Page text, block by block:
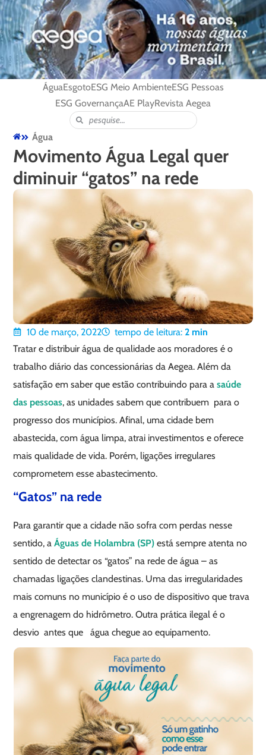
ÁguaEsgotoESG Meio AmbienteESG Pessoas
ESG GovernançaAE PlayRevista Aegea
Água
Movimento Água Legal quer
diminuir “gatos” na rede
10 de março, 2022 tempo de leitura: 2 min
Tratar e distribuir água de qualidade aos moradores é o
trabalho diário das concessionárias da Aegea. Além da
satisfação em saber que estão contribuindo para asaúde
das pessoas, as unidades sabem que contribuem para o
progresso dos municípios. Afinal, uma cidade bem
abastecida, com água limpa, atrai investimentos e oferece
mais qualidade de vida. Porém, ligações irregulares
comprometem esse abastecimento.
“Gatos” na rede
Para garantir que a cidade não sofra com perdas nesse
sentido, a Águas de Holambra (SP) está sempre atenta no
sentido de detectar os “gatos” na rede de água – as
chamadas ligações clandestinas. Uma das irregularidades
mais comuns no município é o uso de dispositivo que trava
a engrenagem do hidrômetro. Outra prática ilegal é o
desvio antes que água chegue ao equipamento.